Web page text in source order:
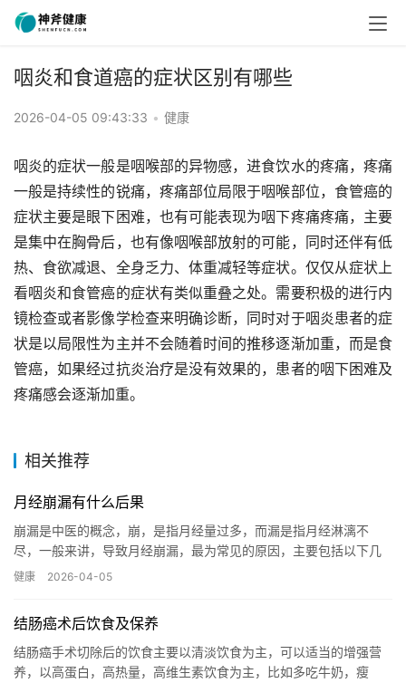
咽炎和食道癌的症状区别有哪些
2026-04-05 09:43:33 • 健康
咽炎的症状一般是咽喉部的异物感，进食饮水的疼痛，疼痛
一般是持续性的锐痛，疼痛部位局限于咽喉部位，食管癌的
症状主要是眼下困难，也有可能表现为咽下疼痛疼痛，主要
是集中在胸骨后，也有像咽喉部放射的可能，同时还伴有低
热、食欲减退、全身乏力、体重减轻等症状。仅仅从症状上
看咽炎和食管癌的症状有类似重叠之处。需要积极的进行内
镜检查或者影像学检查来明确诊断，同时对于咽炎患者的症
状是以局限性为主并不会随着时间的推移逐渐加重，而是食
管癌，如果经过抗炎治疗是没有效果的，患者的咽下困难及
疼痛感会逐渐加重。
相关推荐
月经崩漏有什么后果
崩漏是中医的概念，崩，是指月经量过多，而漏是指月经淋漓不
尽，一般来讲，导致月经崩漏，最为常见的原因，主要包括以下几
种，第一种，最为常见，主要是因为，卵巢功能紊乱，或者卵巢功
健康 2026-04-05
结肠癌术后饮食及保养
结肠癌手术切除后的饮食主要以清淡饮食为主，可以适当的增强营
养，以高蛋白，高热量，高维生素饮食为主，比如多吃牛奶，瘦